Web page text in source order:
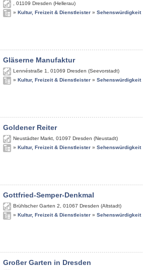
01109 Dresden (Hellerau)
» Kultur, Freizeit & Dienstleister » Sehenswürdigkeit
Gläserne Manufaktur
Lennéstraße 1 01069 Dresden (Seevorstadt)
» Kultur, Freizeit & Dienstleister » Sehenswürdigkeit
Goldener Reiter
Neustädter Markt 01097 Dresden (Neustadt)
» Kultur, Freizeit & Dienstleister » Sehenswürdigkeit
Gottfried-Semper-Denkmal
Brühlscher Garten 2 01067 Dresden (Altstadt)
» Kultur, Freizeit & Dienstleister » Sehenswürdigkeit
Großer Garten in Dresden